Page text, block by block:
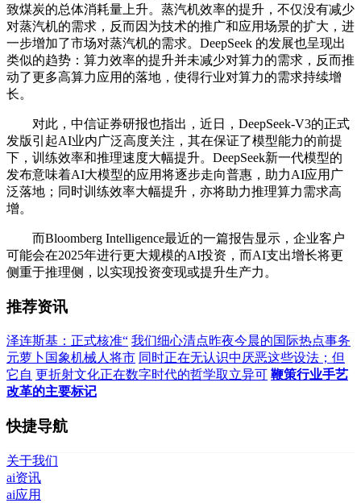
致煤炭的总体消耗量上升。蒸汽机效率的提升，不仅没有减少
对蒸汽机的需求，反而因为技术的推广和应用场景的扩大，进
一步增加了市场对蒸汽机的需求。DeepSeek 的发展也呈现出
类似的趋势：算力效率的提升并未减少对算力的需求，反而推
动了更多高算力应用的落地，使得行业对算力的需求持续增
长。
对此，中信证券研报也指出，近日，DeepSeek-V3的正式
发版引起AI业内广泛高度关注，其在保证了模型能力的前提
下，训练效率和推理速度大幅提升。DeepSeek新一代模型的
发布意味着AI大模型的应用将逐步走向普惠，助力AI应用广
泛落地；同时训练效率大幅提升，亦将助力推理算力需求高
增。
而Bloomberg Intelligence最近的一篇报告显示，企业客户
可能会在2025年进行更大规模的AI投资，而AI支出增长将更
侧重于推理侧，以实现投资变现或提升生产力。
推荐资讯
泽连斯基：正式核准“ 我们细心清点昨夜今晨的国际热点事务
元萝卜国象机械人将市 同时正在无认识中厌恶这些设法；但
它自 更折射文化正在数字时代的哲学取立异可 鞭策行业手艺
改革的主要标记
快捷导航
关于我们
ai资讯
ai应用